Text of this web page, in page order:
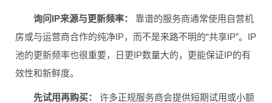
询问IP来源与更新频率：
靠谱的服务商通常使用自营机
房或与运营商合作的纯净IP，而不是来路不明的“共享IP”。IP
池的更新频率也很重要，日更IP数量大的，更能保证IP的有
效性和新鲜度。
先试用再购买：
许多正规服务商会提供短期试用或小额